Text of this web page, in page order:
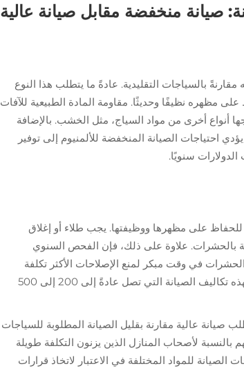
صيانة منخفضة مقابل صيانة عالية
بالسياجات التقليدية. عادةً ما يتطلب هذا النوع
مظهره نظيفًا وحديثًا. مقاومة المادة الطبيعية للآفات
أنواع أخرى من مواد السياج، مثل الخشب. بالإضافة
احتياجات الصيانة المنخفضة للألمنيوم إلى توفير
سنويًا.
على مظهرها ووظيفتها. يجب طلاء أو إغلاق
والاصابة بالحشرات. علاوة على ذلك، فإن الفحص السنوي
في وقت مبكر لمنع الإصلاحات الأكثر تكلفة
لاحقًا. وبعض المتخصصين في المنازل يقترحون تخصيص ميزانية لهذه تكاليف الصيانة التي تصل عادةً إلى 200 إلى 500
صيانة عالية مقارنة بقليل الصيانة المطلوبة للسياجات
لأصحاب المنازل الذين يزنون التكلفة طويلة
الصيانة للمواد المختلفة في الاعتبار لاتخاذ قرارات